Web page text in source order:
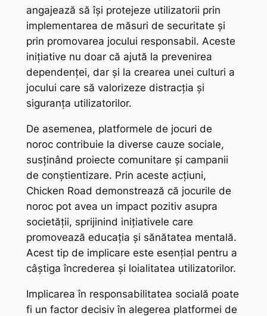
angajează să își protejeze utilizatorii prin
implementarea de măsuri de securitate și
prin promovarea jocului responsabil. Aceste
inițiative nu doar că ajută la prevenirea
dependenței, dar și la crearea unei culturi a
jocului care să valorizeze distracția și
siguranța utilizatorilor.
De asemenea, platformele de jocuri de
noroc contribuie la diverse cauze sociale,
susținând proiecte comunitare și campanii
de conștientizare. Prin aceste acțiuni,
Chicken Road demonstrează că jocurile de
noroc pot avea un impact pozitiv asupra
societății, sprijinind inițiativele care
promovează educația și sănătatea mentală.
Acest tip de implicare este esențial pentru a
câștiga încrederea și loialitatea utilizatorilor.
Implicarea în responsabilitatea socială poate
fi un factor decisiv în alegerea platformei de